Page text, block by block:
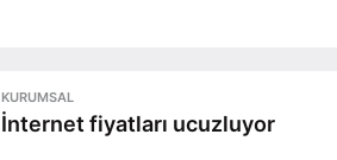
KURUMSAL
İnternet fiyatları ucuzluyor